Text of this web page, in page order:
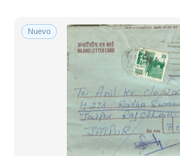
Nuevo